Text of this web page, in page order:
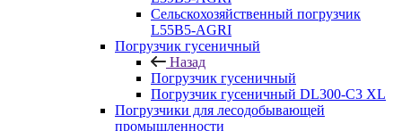
Сельскохозяйственный погрузчик
L55B5-AGRI
Погрузчик гусеничный
Назад
Погрузчик гусеничный
Погрузчик гусеничный DL300-C3 XL
Погрузчики для лесодобывающей
промышленности